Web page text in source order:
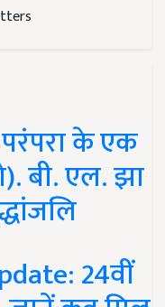
के एक
बी. एल. झा
24वीं